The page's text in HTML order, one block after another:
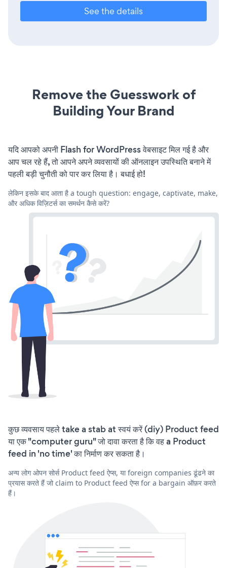
See the details
Remove the Guesswork of
Building Your Brand
यदि आपको अपनी Flash for WordPress वेबसाइट मिल गई है और
आप चल रहे हैं, तो आपने अपने व्यवसायों की ऑनलाइन उपस्थिति बनाने में
पहली बड़ी चुनौती को पार कर लिया है। बधाई हो!
लेकिन इसके बाद आता है a tough question: engage, captivate, make,
और अधिक विज़िटर्स का समर्थन कैसे करें?
कुछ व्यवसाय पहले take a stab at स्वयं करें (diy) Product feed
या एक "computer guru" जो दावा करता है कि वह a Product
feed in 'no time' का निर्माण कर सकता है।
अन्य लोग ओपन सोर्स Product feed ऐप्स, या foreign companies ढूंढने का
प्रयास करते हैं जो claim to Product feed ऐप्स for a bargain ऑफ़र करते
हैं।